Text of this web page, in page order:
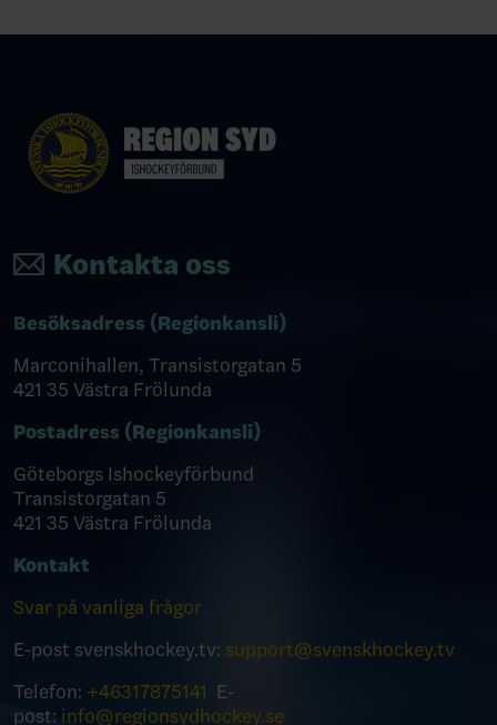
Kontakta oss
Besöksadress (Regionkansli)
Marconihallen, Transistorgatan 5
421 35 Västra Frölunda
Postadress (Regionkansli)
Göteborgs Ishockeyförbund
Transistorgatan 5
421 35 Västra Frölunda
Kontakt
Svar på vanliga frågor
E-post svenskhockey.tv: support@svenskhockey.tv
Telefon: +46317875141 E-
post: info@regionsydhockey.se